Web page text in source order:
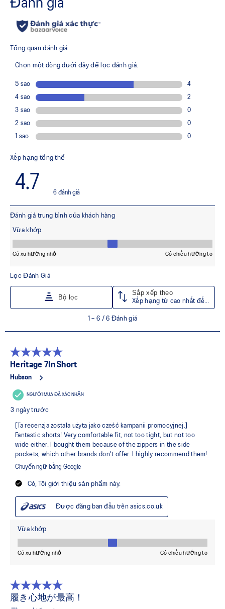
Zippered side pockets for storing small essentials.
Adjustable drawcord waist tie.
Embroidered ASICS Spiral on the front and ASICS
Regular fit.
This product is formed with ethically sourced cotton to
support more sustainable manufacturing.
65% Cotton, 28% Polyester, 7% Spandex